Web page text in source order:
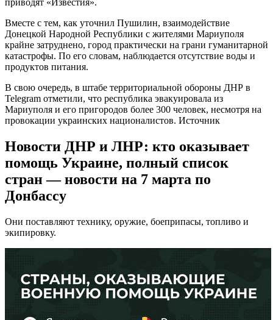
приводят «Известия».
Вместе с тем, как уточнил Пушилин, взаимодействие
Донецкой Народной Республики с жителями Мариуполя
крайне затруднено, город практически на грани гуманитарной
катастрофы. По его словам, наблюдается отсутствие воды и
продуктов питания.
В свою очередь, в штабе территориальной обороны ДНР в
Telegram отметили, что республика эвакуировала из
Мариуполя и его пригородов более 300 человек, несмотря на
провокации украинских националистов. Источник
Новости ДНР и ЛНР: кто оказывает
помощь Украине, полный список
стран — новости на 7 марта по
Донбассу
Они поставляют технику, оружие, боеприпасы, топливо и
экипировку.